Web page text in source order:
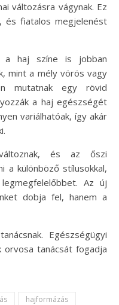
változásra vágynak. Ez
és fiatalos megjelenést
a haj színe is jobban
mint a mély vörös vagy
mutatnak egy rövid
a haj egészségét
variálhatóak, így akár
és az őszi
a különböző stílusokkal,
Az új
dobja fel, hanem a
Egészségügyi
orvosa tanácsát fogadja
hajformázás